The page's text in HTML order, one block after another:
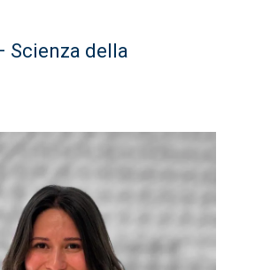
Scienza della